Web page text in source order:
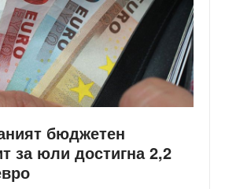
бюджетен
за юли достигна 2,2